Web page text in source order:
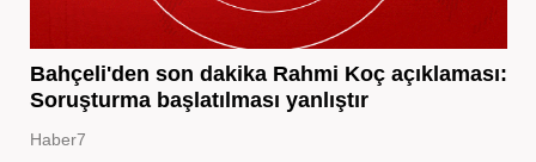
Bahçeli'den son dakika Rahmi Koç açıklaması:
Soruşturma başlatılması yanlıştır
Haber7